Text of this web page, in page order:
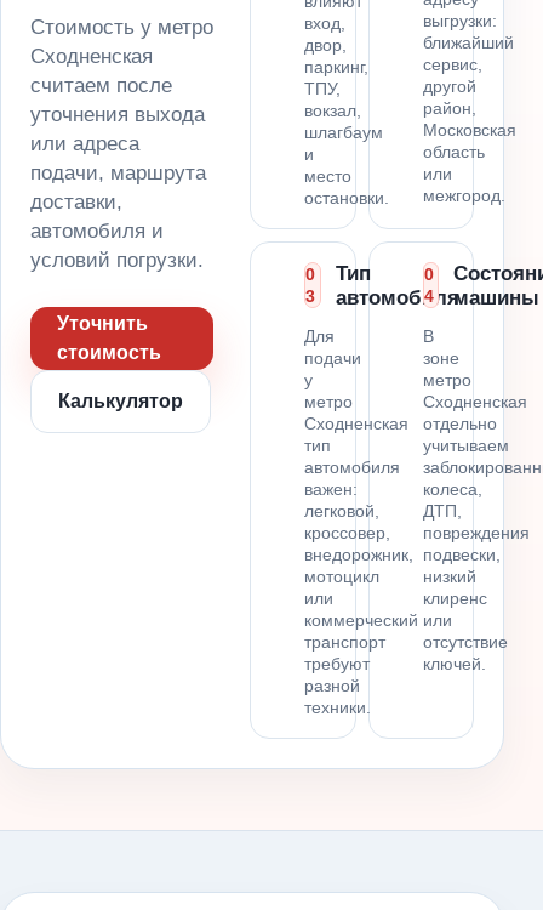
Стоимость у метро
Сходненская
считаем после
уточнения выхода
или адреса
подачи, маршрута
доставки,
автомобиля и
условий погрузки.
Уточнить
стоимость
Калькулятор
вход,
двор,
паркинг,
ТПУ,
вокзал,
шлагбаум
и
место
остановки.
выгрузки:
ближайший
сервис,
другой
район,
Московская
область
или
межгород.
0
3
Тип
автомобиля
Для
подачи
у
метро
Сходненская
тип
автомобиля
важен:
легковой,
кроссовер,
внедорожник,
мотоцикл
или
коммерческий
транспорт
требуют
разной
техники.
0
4
машины
В
зоне
метро
Сходненская
отдельно
учитываем
колеса,
ДТП,
повреждения
подвески,
низкий
клиренс
или
отсутствие
ключей.